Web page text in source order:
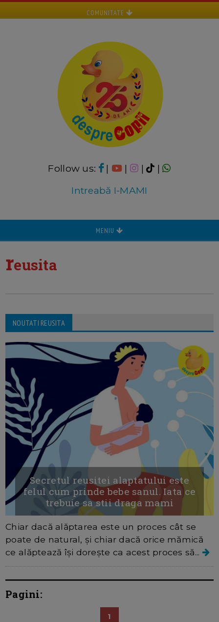
COMUNITATE
Follow us: | | |
|
Intreabă I-MAMI
MENIU
reusita
NOUTATI REUSITA
Secretul reusitei alaptatului este
felul cum prinde bebe sanul. Iata ce
trebuie sa stii draga mami
Chiar dacă alăptarea este un proces cât se
poate de natural, și chiar dacă orice mămică
ce alăptează își dorește ca acest proces să...
Pagini:
1